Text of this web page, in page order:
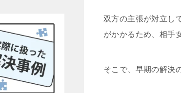
双方の主張が対立し
がかかるため、相手
そこで、早期の解決